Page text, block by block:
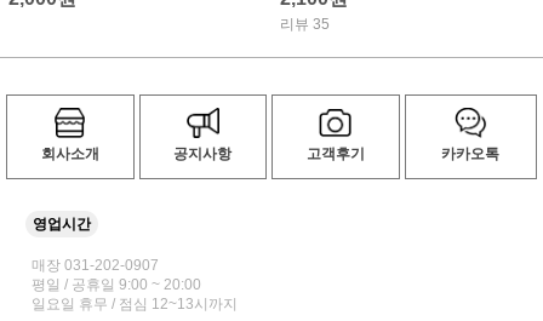
리뷰 35
회사소개 공지사항 고객후기 카카오톡
영업시간
매장 031-202-0907
평일 / 공휴일 9:00 ~ 20:00
일요일 휴무 / 점심 12~13시까지